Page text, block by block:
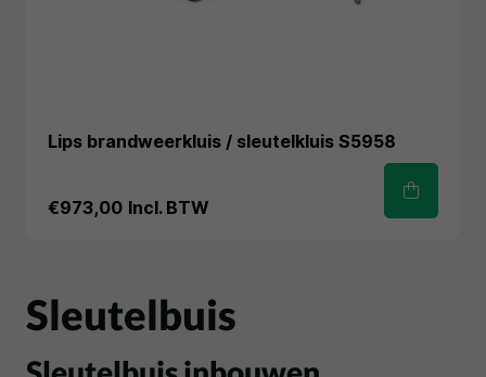
Lips brandweerkluis / sleutelkluis S5958
€973,00 Incl. BTW
Sleutelbuis